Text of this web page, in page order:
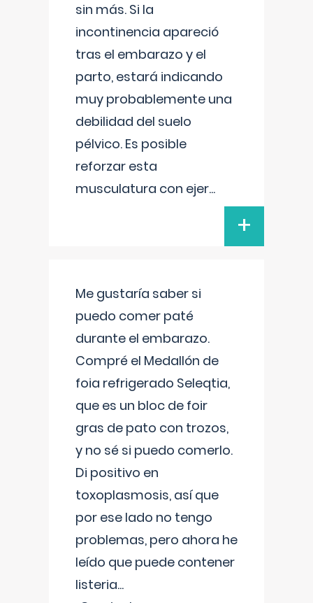
sin más. Si la
incontinencia apareció
tras el embarazo y el
parto, estará indicando
muy probablemente una
debilidad del suelo
pélvico. Es posible
reforzar esta
musculatura con ejer...
+
Me gustaría saber si
puedo comer paté
durante el embarazo.
Compré el Medallón de
foia refrigerado Seleqtia,
que es un bloc de foir
gras de pato con trozos,
y no sé si puedo comerlo.
Di positivo en
toxoplasmosis, así que
por ese lado no tengo
problemas, pero ahora he
leído que puede contener
listeria...